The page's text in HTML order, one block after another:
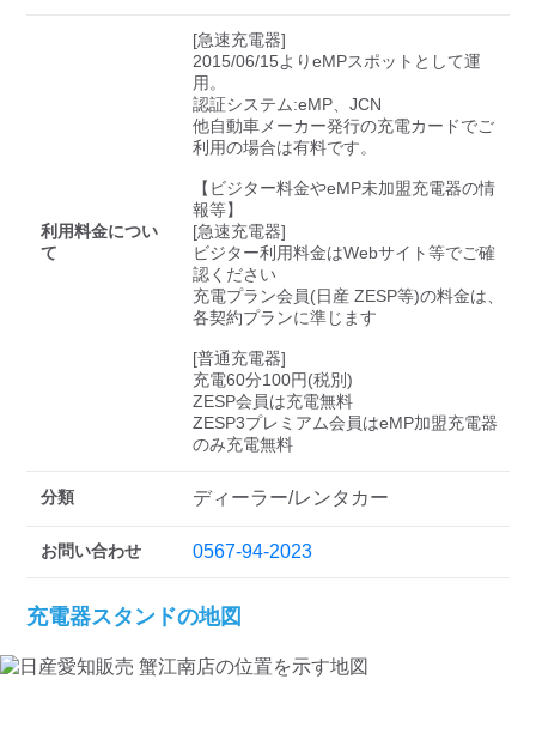
利用料金につい
て
[急速充電器]
2015/06/15よりeMPスポットとして運
用。
認証システム:eMP、JCN
他自動車メーカー発行の充電カードでご
利用の場合は有料です。
【ビジター料金やeMP未加盟充電器の情
報等】
[急速充電器]
ビジター利用料金はWebサイト等でご確
認ください
充電プラン会員(日産 ZESP等)の料金は、
各契約プランに準じます
[普通充電器]
充電60分100円(税別)
ZESP会員は充電無料
ZESP3プレミアム会員はeMP加盟充電器
のみ充電無料
分類 ディーラー/レンタカー
お問い合わせ 0567-94-2023
充電器スタンドの地図